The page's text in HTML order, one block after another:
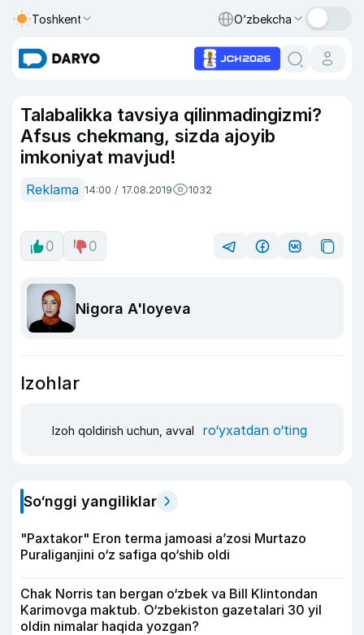
Toshkent O‘zbekcha
Talabalikka tavsiya qilinmadingizmi?
Afsus chekmang, sizda ajoyib
imkoniyat mavjud!
Reklama 14:00 / 17.08.2019 1032
0 0
Nigora A'loyeva
Izohlar
Izoh qoldirish uchun, avval ro‘yxatdan o‘ting
So‘nggi yangiliklar
"Paxtakor" Eron terma jamoasi a’zosi Murtazo
Puraliganjini o‘z safiga qo‘shib oldi
Chak Norris tan bergan o‘zbek va Bill Klintondan
Karimovga maktub. O‘zbekiston gazetalari 30 yil
oldin nimalar haqida yozgan?